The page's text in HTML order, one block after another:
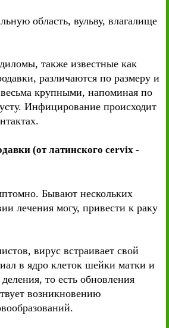
область, вульву, влагалище
также известные как
различаются по размеру и
весьма крупными, напоминая по
Инфицирование происходит
(от латинского cervix -
Бывают нескольких
лечения могу, привести к раку
вирус встраивает свой
в ядро клеток шейки матки и
то есть обновления
возникновению